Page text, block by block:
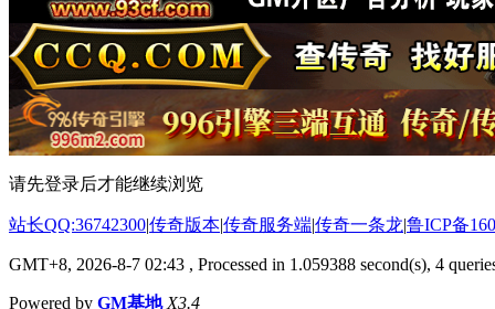
请先登录后才能继续浏览
站长QQ:36742300|传奇版本|传奇服务端|传奇一条龙|鲁ICP备
GMT+8, 2026-8-7 02:43 , Processed in 1.059388 second(s), 4
Powered by GM基地 X3.4